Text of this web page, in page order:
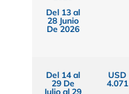
Del 13 al
28 Junio
De 2026
Del 14 al
29 De
Julio al 29
USD
4.071